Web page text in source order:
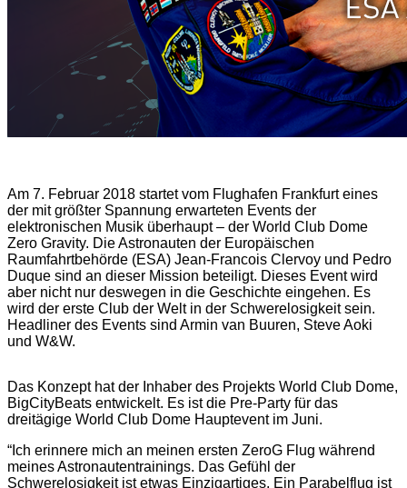
Am 7. Februar 2018 startet vom Flughafen Frankfurt eines
der mit größter Spannung erwarteten Events der
elektronischen Musik überhaupt – der World Club Dome
Zero Gravity. Die Astronauten der Europäischen
Raumfahrtbehörde (ESA) Jean-Francois Clervoy und Pedro
Duque sind an dieser Mission beteiligt. Dieses Event wird
aber nicht nur deswegen in die Geschichte eingehen. Es
wird der erste Club der Welt in der Schwerelosigkeit sein.
Headliner des Events sind Armin van Buuren, Steve Aoki
und W&W.
Das Konzept hat der Inhaber des Projekts World Club Dome,
BigCityBeats entwickelt. Es ist die Pre-Party für das
dreitägige World Club Dome Hauptevent im Juni.
“ Ich erinnere mich an meinen ersten ZeroG Flug während
meines Astronautentrainings. Das Gefühl der
Schwerelosigkeit ist etwas Einzigartiges. Ein Parabelflug ist